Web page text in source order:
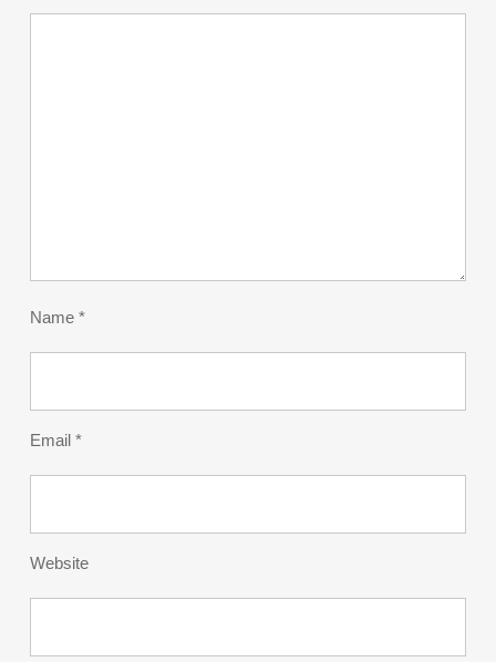
Name *
Email *
Website